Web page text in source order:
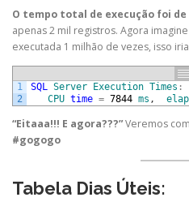
O tempo total de execução foi de
apenas 2 mil registros. Agora
executada 1 milhão de vezes, isso
1
2
SQL Server Execution Times :
CPU time = 7844 ms ,
“Eitaaa!!! E agora???”Veremos
#gogogo
Tabela Dias Úteis: